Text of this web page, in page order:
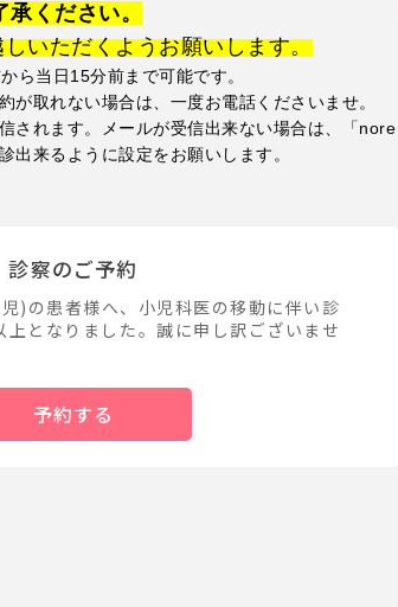
ください。
しいただくようお願いします。
当日15分前まで可能です。
取れない場合は、一度お電話くださいませ。
れます。メールが受信出来ない場合は、「nore
来るように設定をお願いします。
診察のご予約
)の患者様へ、小児科医の移動に伴い診
上となりました。誠に申し訳ございませ
予約する